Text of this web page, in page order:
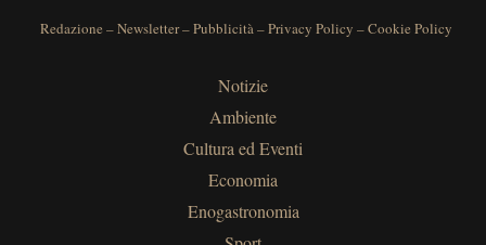
Redazione –Newsletter–Pubblicità–Privacy Policy –Cookie Policy
Notizie
Ambiente
Cultura ed Eventi
Economia
Enogastronomia